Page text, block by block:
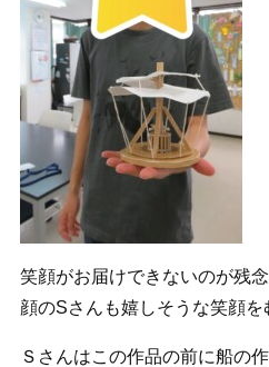
笑顔がお届けできないのが残
顔のSさんも嬉しそうな笑顔を
Ｓさんはこの作品の前に船の